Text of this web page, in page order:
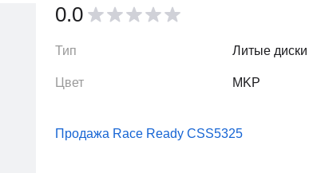
0.0
Тип Литые диски
Цвет MKP
Продажа Race Ready CSS5325